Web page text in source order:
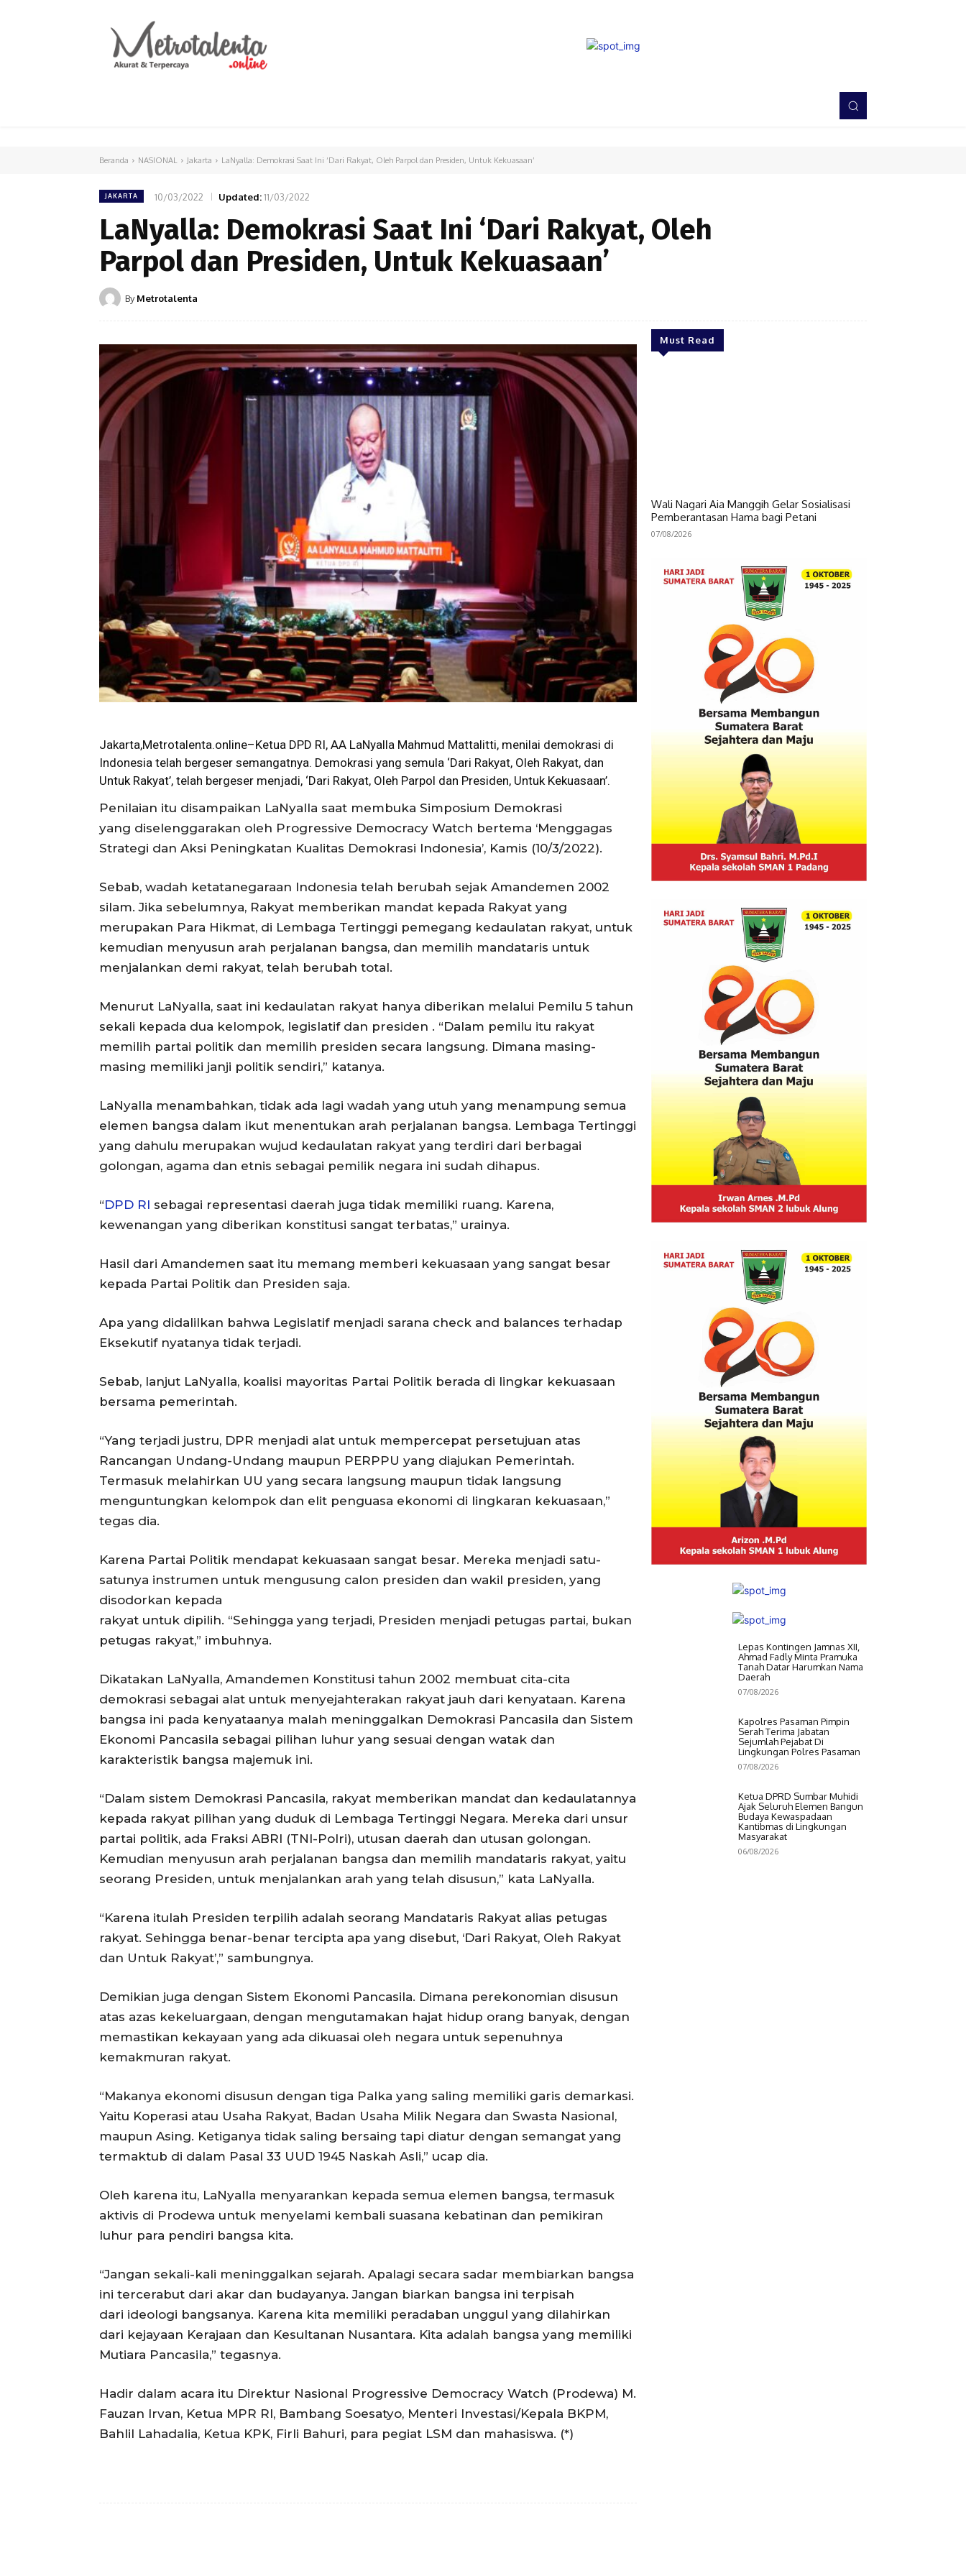
TNI-POLRI
Beranda NASIONAL Jakarta LaNyalla: Demokrasi Saat Ini ‘Dari Rakyat, Oleh Parpol dan Presiden, Untuk Kekuasaan’
JAKARTA 10/03/2022 Updated:11/03/2022
LaNyalla: Demokrasi Saat Ini ‘Dari Rakyat, Oleh
Parpol dan Presiden, Untuk Kekuasaan’
By Metrotalenta
Jakarta,Metrotalenta.online–Ketua DPD RI, AA LaNyalla Mahmud Mattalitti, menilai demokrasi di
Indonesia telah bergeser semangatnya. Demokrasi yang semula ‘Dari Rakyat, Oleh Rakyat, dan
Untuk Rakyat’, telah bergeser menjadi, ‘Dari Rakyat, Oleh Parpol dan Presiden, Untuk Kekuasaan’.
Penilaian itu disampaikan LaNyalla saat membuka Simposium Demokrasi
yang diselenggarakan oleh Progressive Democracy Watch bertema ‘Menggagas
Strategi dan Aksi Peningkatan Kualitas Demokrasi Indonesia’, Kamis (10/3/2022).
Sebab, wadah ketatanegaraan Indonesia telah berubah sejak Amandemen 2002
silam. Jika sebelumnya, Rakyat memberikan mandat kepada Rakyat yang
merupakan Para Hikmat, di Lembaga Tertinggi pemegang kedaulatan rakyat, untuk
kemudian menyusun arah perjalanan bangsa, dan memilih mandataris untuk
menjalankan demi rakyat, telah berubah total.
Menurut LaNyalla, saat ini kedaulatan rakyat hanya diberikan melalui Pemilu 5 tahun
sekali kepada dua kelompok, legislatif dan presiden . “Dalam pemilu itu rakyat
memilih partai politik dan memilih presiden secara langsung. Dimana masing-
masing memiliki janji politik sendiri,” katanya.
LaNyalla menambahkan, tidak ada lagi wadah yang utuh yang menampung semua
elemen bangsa dalam ikut menentukan arah perjalanan bangsa. Lembaga Tertinggi
yang dahulu merupakan wujud kedaulatan rakyat yang terdiri dari berbagai
golongan, agama dan etnis sebagai pemilik negara ini sudah dihapus.
“DPD RI sebagai representasi daerah juga tidak memiliki ruang. Karena,
kewenangan yang diberikan konstitusi sangat terbatas,” urainya.
Hasil dari Amandemen saat itu memang memberi kekuasaan yang sangat besar
kepada Partai Politik dan Presiden saja.
Apa yang didalilkan bahwa Legislatif menjadi sarana check and balances terhadap
Eksekutif nyatanya tidak terjadi.
Sebab, lanjut LaNyalla, koalisi mayoritas Partai Politik berada di lingkar kekuasaan
bersama pemerintah.
“Yang terjadi justru, DPR menjadi alat untuk mempercepat persetujuan atas
Rancangan Undang-Undang maupun PERPPU yang diajukan Pemerintah.
Termasuk melahirkan UU yang secara langsung maupun tidak langsung
menguntungkan kelompok dan elit penguasa ekonomi di lingkaran kekuasaan,”
tegas dia.
Karena Partai Politik mendapat kekuasaan sangat besar. Mereka menjadi satu-
satunya instrumen untuk mengusung calon presiden dan wakil presiden, yang
disodorkan kepada
rakyat untuk dipilih. “Sehingga yang terjadi, Presiden menjadi petugas partai, bukan
petugas rakyat,” imbuhnya.
Dikatakan LaNyalla, Amandemen Konstitusi tahun 2002 membuat cita-cita
demokrasi sebagai alat untuk menyejahterakan rakyat jauh dari kenyataan. Karena
bangsa ini pada kenyataanya malah meninggalkan Demokrasi Pancasila dan Sistem
Ekonomi Pancasila sebagai pilihan luhur yang sesuai dengan watak dan
karakteristik bangsa majemuk ini.
“Dalam sistem Demokrasi Pancasila, rakyat memberikan mandat dan kedaulatannya
kepada rakyat pilihan yang duduk di Lembaga Tertinggi Negara. Mereka dari unsur
partai politik, ada Fraksi ABRI (TNI-Polri), utusan daerah dan utusan golongan.
Kemudian menyusun arah perjalanan bangsa dan memilih mandataris rakyat, yaitu
seorang Presiden, untuk menjalankan arah yang telah disusun,” kata LaNyalla.
“Karena itulah Presiden terpilih adalah seorang Mandataris Rakyat alias petugas
rakyat. Sehingga benar-benar tercipta apa yang disebut, ‘Dari Rakyat, Oleh Rakyat
dan Untuk Rakyat’,” sambungnya.
Demikian juga dengan Sistem Ekonomi Pancasila. Dimana perekonomian disusun
atas azas kekeluargaan, dengan mengutamakan hajat hidup orang banyak, dengan
memastikan kekayaan yang ada dikuasai oleh negara untuk sepenuhnya
kemakmuran rakyat.
“Makanya ekonomi disusun dengan tiga Palka yang saling memiliki garis demarkasi.
Yaitu Koperasi atau Usaha Rakyat, Badan Usaha Milik Negara dan Swasta Nasional,
maupun Asing. Ketiganya tidak saling bersaing tapi diatur dengan semangat yang
termaktub di dalam Pasal 33 UUD 1945 Naskah Asli,” ucap dia.
Oleh karena itu, LaNyalla menyarankan kepada semua elemen bangsa, termasuk
aktivis di Prodewa untuk menyelami kembali suasana kebatinan dan pemikiran
luhur para pendiri bangsa kita.
“Jangan sekali-kali meninggalkan sejarah. Apalagi secara sadar membiarkan bangsa
ini tercerabut dari akar dan budayanya. Jangan biarkan bangsa ini terpisah
dari ideologi bangsanya. Karena kita memiliki peradaban unggul yang dilahirkan
dari kejayaan Kerajaan dan Kesultanan Nusantara. Kita adalah bangsa yang memiliki
Mutiara Pancasila,” tegasnya.
Hadir dalam acara itu Direktur Nasional Progressive Democracy Watch (Prodewa) M.
Fauzan Irvan, Ketua MPR RI, Bambang Soesatyo, Menteri Investasi/Kepala BKPM,
Bahlil Lahadalia, Ketua KPK, Firli Bahuri, para pegiat LSM dan mahasiswa. (*)
Must Read
Wali Nagari Aia Manggih Gelar Sosialisasi
Pemberantasan Hama bagi Petani
07/08/2026
Lepas Kontingen Jamnas XII,
Ahmad Fadly Minta Pramuka
Tanah Datar Harumkan Nama
Daerah
07/08/2026
Kapolres Pasaman Pimpin
Serah Terima Jabatan
Sejumlah Pejabat Di
Lingkungan Polres Pasaman
07/08/2026
Ketua DPRD Sumbar Muhidi
Ajak Seluruh Elemen Bangun
Budaya Kewaspadaan
Kantibmas di Lingkungan
Masyarakat
06/08/2026